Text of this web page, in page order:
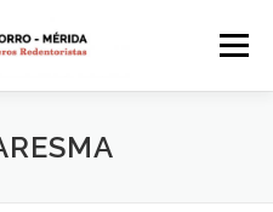
Menú
HISTORIA